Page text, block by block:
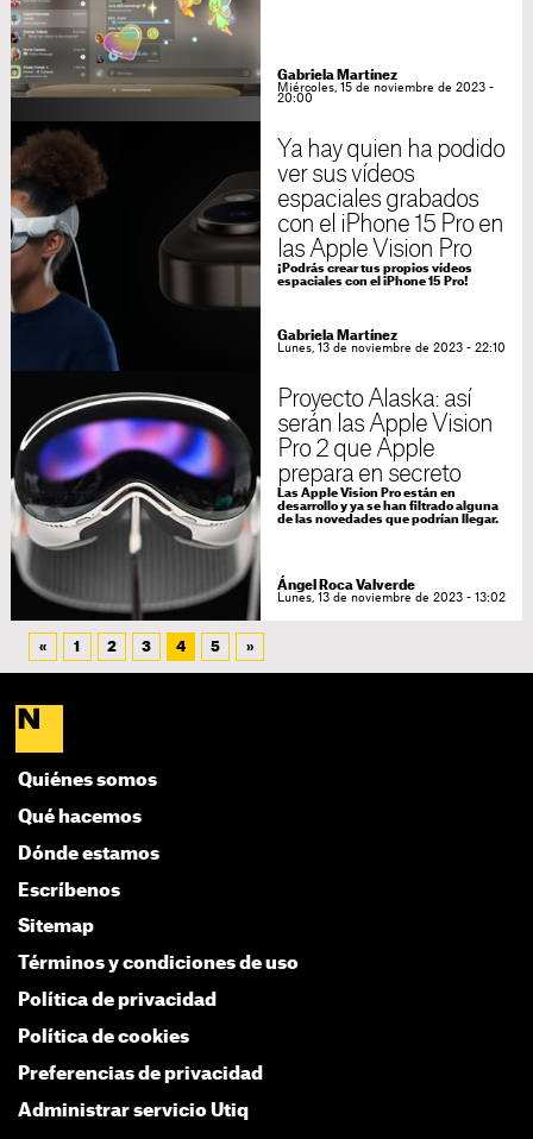
Gabriela Martínez
Miércoles, 15 de noviembre de 2023 -
20:00
Ya hay quien ha podido
ver sus vídeos
espaciales grabados
con el iPhone 15 Pro en
las Apple Vision Pro
¡Podrás crear tus propios vídeos
espaciales con el iPhone 15 Pro!
Gabriela Martínez
Lunes, 13 de noviembre de 2023 - 22:10
Proyecto Alaska: así
serán las Apple Vision
Pro 2 que Apple
prepara en secreto
Las Apple Vision Pro están en
desarrollo y ya se han filtrado alguna
de las novedades que podrían llegar.
Ángel Roca Valverde
Lunes, 13 de noviembre de 2023 - 13:02
« 1 2 3 4 5 »
Quiénes somos
Qué hacemos
Dónde estamos
Escríbenos
Sitemap
Términos y condiciones de uso
Política de privacidad
Política de cookies
Preferencias de privacidad
Administrar servicio Utiq